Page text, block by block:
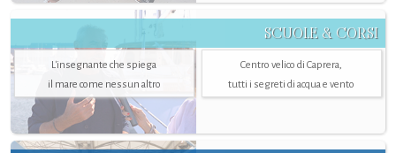
SCUOLE & CORSI
L'insegnante che spiega
il mare come nessun altro
Centro velico di Caprera,
tutti i segreti di acqua e vento